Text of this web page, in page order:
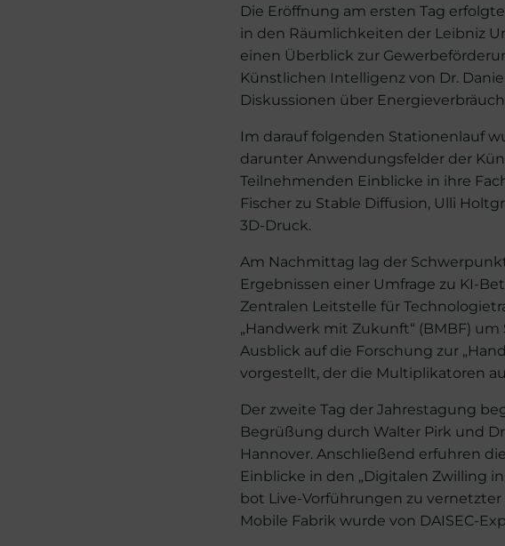
Die Eröffnung am ersten Tag
in den Räumlichkeiten der Leibniz
einen Überblick zur
Künstlichen Intelligenz von Dr.
Diskussionen über
Im darauf folgenden Stationenlauf
darunter Anwendungsfelder der
Teilnehmenden Einblicke in ihre
Fischer zu Stable Diffusion, Ulli
3D-Druck.
Am Nachmittag lag der
Ergebnissen einer Umfrage zu KI-
Zentralen Leitstelle für
„Handwerk mit Zukunft“ (BMBF)
Ausblick auf die Forschung zur
vorgestellt, der die Multiplikatoren
Der zweite Tag der Jahrestagung
Begrüßung durch Walter Pirk und
Hannover. Anschließend erfuhren
Einblicke in den „Digitalen Zwilling
bot Live-Vorführungen zu
Mobile Fabrik wurde von DAISEC-